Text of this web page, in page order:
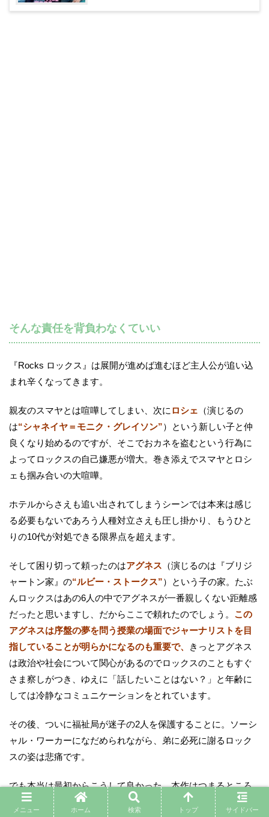
そんな責任を背負わなくていい
『Rocks ロックス』は展開が進めば進むほど主人公が追い込
まれ辛くなってきます。
親友のスマヤとは喧嘩してしまい、次に ロシェ （演じるの
は“シャネイヤ＝モニク・グレイソン”）という新しい子と仲
良くなり始めるのですが、そこでおカネを盗むという行為に
よってロックスの自己嫌悪が増大。巻き添えでスマヤとロシ
ェも掴み合いの大喧嘩。
ホテルからさえも追い出されてしまうシーンでは本来は感じ
る必要もないであろう人種対立さえも圧し掛かり、もうひと
りの10代が対処できる限界点を超えます。
そして困り切って頼ったのはアグネス （演じるのは『ブリジ
ャートン家』の“ルビー・ストークス”）という子の家。たぶ
んロックスはあの6人の中でアグネスが一番親しくない距離感
だったと思いますし、だからここで頼れたのでしょう。 この
アグネスは序盤の夢を問う授業の場面でジャーナリストを目
指していることが明らかになるのも重要で、
きっとアグネス
は政治や社会について関心があるのでロックスのこともすぐ
さま察しがつき、ゆえに「話したいことはない？」と年齢に
しては冷静なコミュニケーションをとれています。
その後、ついに福祉局が迷子の2人を保護することに。ソーシ
ャル・ワーカーになだめられながら、弟に必死に謝るロック
スの姿は悲痛です。
でも本当は最初からこうして良かった。本作はつまるところ
公共のサポートの大切さ を描いており、ドラマ
『メイドの手
メニュー ホーム 検索 トップ サイドバー